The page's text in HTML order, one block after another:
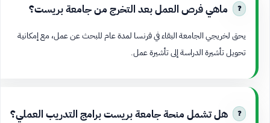
ماهي فرص العمل بعد التخرج من جامعة بريست؟
يحق لخريجي الجامعة البقاء في فرنسا لمدة عام للبحث عن عمل، مع إمكانية
تحويل تأشيرة الدراسة إلى تأشيرة عمل.
هل تشمل منحة جامعة بريست برامج التدريب العملي؟